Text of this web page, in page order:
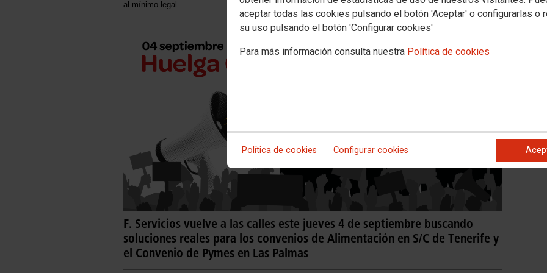
aceptar todas las cookies pulsando el botón 'Aceptar' o configurarlas o
su uso pulsando el botón 'Configurar cookies'
Para más información consulta nuestra Política de cookies
Política de cookies Configurar cookies
al mínimo legal.
F. Servicios vuelve a las calles este jueves 4 de septiembre buscando
soluciones reales para los convenios de Alimentación en S/C de Tenerife y
el Convenio de Pymes en Las Palmas